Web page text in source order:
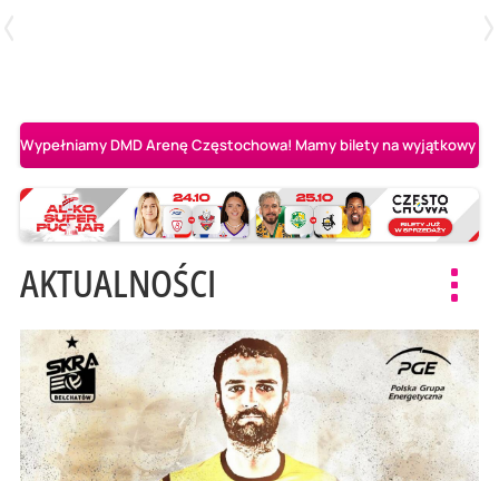
Wypełniamy DMD Arenę Częstochowa! Mamy bilety na wyjątkowy
AKTUALNOŚCI